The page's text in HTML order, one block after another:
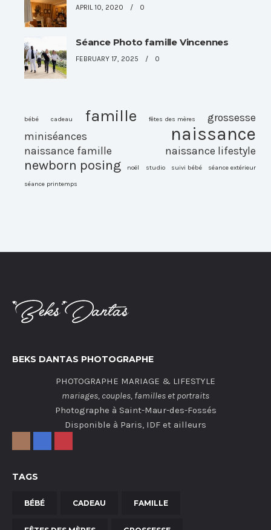
APRIL 10, 2020 0
Séance Photo famille Vincennes
FEBRUARY 17, 2025 0
bébé cadeau famille fêtes des mères
grossesse
miniséances
naissance
naissance famille naissance lifestyle
newborn posing noël studio suivi bébé séance extérieur
séance printemps
BEKS DANTAS PHOTOGRAPHE
PHOTOGRAPHE MARIAGE & LIFESTYLE
mariages, couples, familles et portraits
Photographe à Saint-Maur-des-Fossés
Disponible à Paris, IDF et ailleurs
TAGS
BÉBÉ CADEAU FAMILLE